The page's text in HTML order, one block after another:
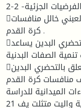
2-2 -الفرضيات الجزئية:
للتحضري البدين دور يف حتسني أداء الالعبني خالل منافسات
كرة القدم .
تصنيف املدرب للمدة املناسبة لفرتة التحضري البدين يساعد
الصفات البدنية.
النقص املعريف لدى املدربني يف ما يتعلق بالتحضري البدين
منافسات كرة القدم.
الميدانية للدراسة :
عينة الدراسة : مت اختيار العينة القصدية واليت متثلت يف 21